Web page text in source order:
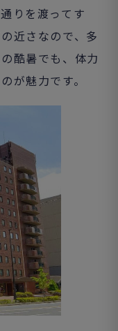
りを渡ってす
近さなので、多
酷暑でも、体力
が魅力です。